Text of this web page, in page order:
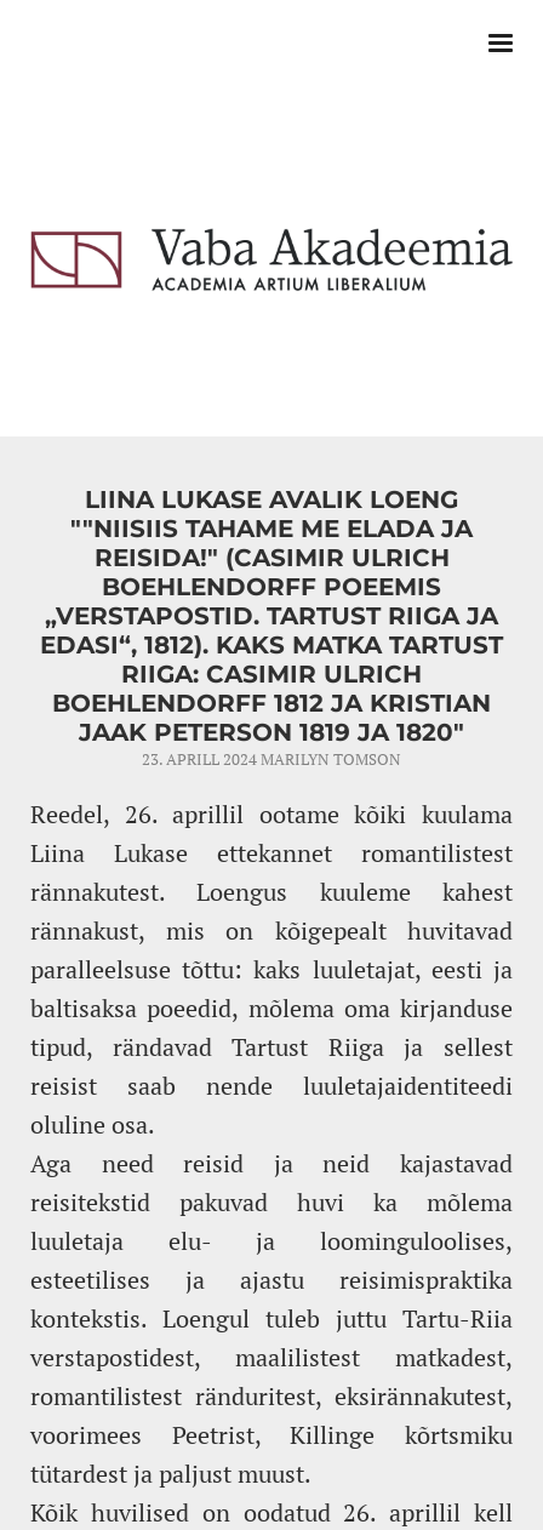
LIINA LUKASE AVALIK LOENG
""NIISIIS TAHAME ME ELADA JA
REISIDA!" (CASIMIR ULRICH
BOEHLENDORFF POEEMIS
„VERSTAPOSTID. TARTUST RIIGA JA
EDASI“, 1812). KAKS MATKA TARTUST
RIIGA: CASIMIR ULRICH
BOEHLENDORFF 1812 JA KRISTIAN
JAAK PETERSON 1819 JA 1820"
23. APRILL 2024MARILYN TOMSON
Reedel, 26. aprillil ootame kõiki kuulama
Liina Lukase ettekannet romantilistest
rännakutest. Loengus kuuleme kahest
rännakust, mis on kõigepealt huvitavad
paralleelsuse tõttu: kaks luuletajat, eesti ja
baltisaksa poeedid, mõlema oma kirjanduse
tipud, rändavad Tartust Riiga ja sellest
reisist saab nende luuletajaidentiteedi
oluline osa.
Aga need reisid ja neid kajastavad
reisitekstid pakuvad huvi ka mõlema
luuletaja elu- ja loominguloolises,
esteetilises ja ajastu reisimispraktika
kontekstis. Loengul tuleb juttu Tartu-Riia
verstapostidest, maalilistest matkadest,
romantilistest ränduritest, eksirännakutest,
voorimees Peetrist, Killinge kõrtsmiku
tütardest ja paljust muust.
Kõik huvilised on oodatud 26. aprillil kell